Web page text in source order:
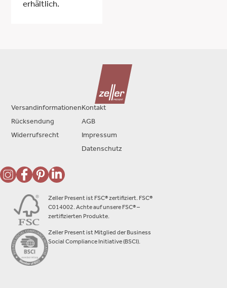
erhältlich.
Zeller Present ist FSC® zertifiziert. FSC®
C014002. Achte auf unsere FSC® –
zertifizierten Produkte.
Zeller Present ist Mitglied der Business
Social Compliance Initiative (BSCI).
Versandinformationen
Rücksendung
Widerrufsrecht
Kontakt
AGB
Impressum
Datenschutz